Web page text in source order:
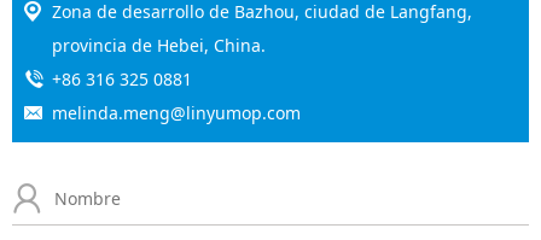
Zona de desarrollo de Bazhou, ciudad de Langfang,
provincia de Hebei, China.
+86 316 325 0881
melinda.meng@linyumop.com